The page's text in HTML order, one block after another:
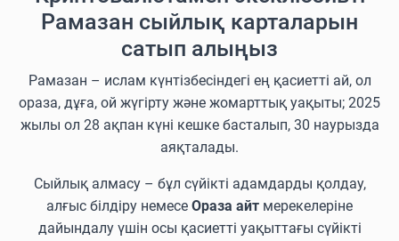
Рамазан сыйлық карталарын
сатып алыңыз
Рамазан – ислам күнтізбесіндегі ең қасиетті ай, ол
ораза, дұға, ой жүгірту және жомарттық уақыты; 2025
жылы ол 28 ақпан күні кешке басталып, 30 наурызда
аяқталады.
Сыйлық алмасу – бұл сүйікті адамдарды қолдау,
алғыс білдіру немесе Ораза айт мерекелеріне
дайындалу үшін осы қасиетті уақыттағы сүйікті